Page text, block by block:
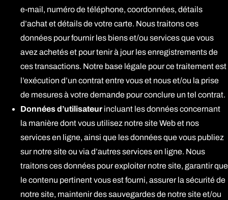
e-mail, numéro de téléphone, coordonnées, détails
d’achat et détails de votre carte. Nous traitons ces
données pour fournir les biens et/ou services que vous
avez achetés et pour tenir à jour les enregistrements de
ces transactions. Notre base légale pour ce traitement est
l’exécution d’un contrat entre vous et nous et/ou la prise
de mesures à votre demande pour conclure un tel contrat.
Données d’utilisateur incluant les données concernant
la manière dont vous utilisez notre site Web et nos
services en ligne, ainsi que les données que vous publiez
sur notre site ou via d’autres services en ligne. Nous
traitons ces données pour exploiter notre site, garantir que
le contenu pertinent vous est fourni, assurer la sécurité de
notre site, maintenir des sauvegardes de notre site et/ou